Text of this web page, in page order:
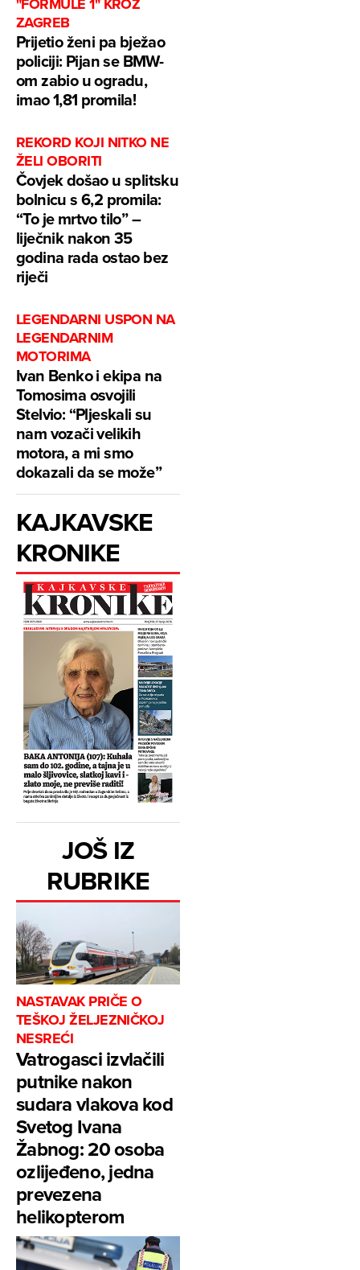
ZAGREB
Prijetio ženi pa bježao
policiji: Pijan se BMW-
om zabio u ogradu,
imao 1,81 promila!
REKORD KOJI NITKO NE
ŽELI OBORITI
Čovjek došao u splitsku
bolnicu s 6,2 promila:
“To je mrtvo tilo” –
liječnik nakon 35
godina rada ostao bez
riječi
LEGENDARNI USPON NA
LEGENDARNIM
MOTORIMA
Ivan Benko i ekipa na
Tomosima osvojili
Stelvio: “Pljeskali su
nam vozači velikih
motora, a mi smo
dokazali da se može”
KAJKAVSKE
KRONIKE
JOŠ IZ
RUBRIKE
NASTAVAK PRIČE O
TEŠKOJ ŽELJEZNIČKOJ
NESREĆI
Vatrogasci izvlačili
putnike nakon
sudara vlakova kod
Svetog Ivana
Žabnog: 20 osoba
ozlijeđeno, jedna
prevezena
helikopterom